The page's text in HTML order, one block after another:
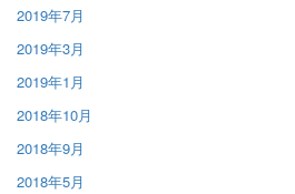
2019年7月
2019年3月
2019年1月
2018年10月
2018年9月
2018年5月